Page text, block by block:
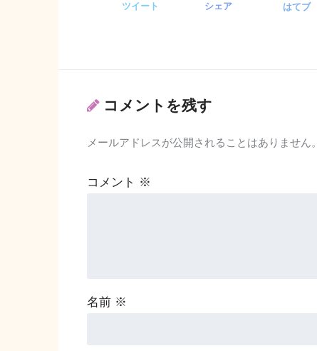
ツイート シェア はてブ
コメントを残す
メールアドレスが公開されることはありません。
コメント ※
名前 ※